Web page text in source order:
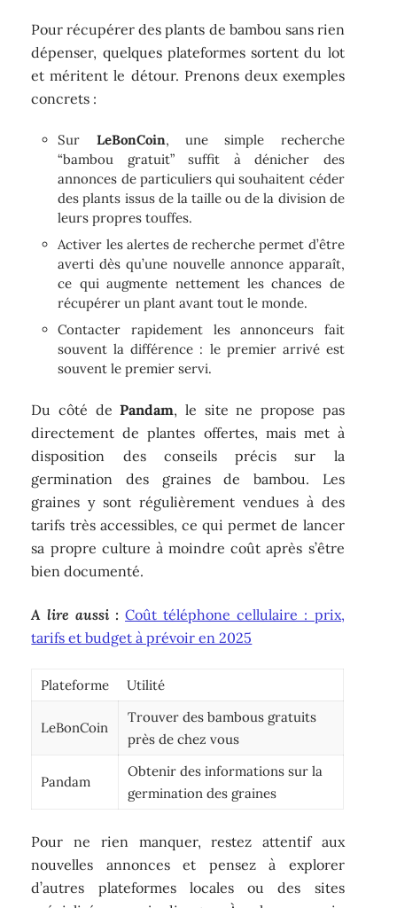
Pour récupérer des plants de bambou sans rien
dépenser, quelques plateformes sortent du lot
et méritent le détour. Prenons deux exemples
concrets :
Sur LeBonCoin, une simple recherche
“bambou gratuit” suffit à dénicher des
annonces de particuliers qui souhaitent céder
des plants issus de la taille ou de la division de
leurs propres touffes.
Activer les alertes de recherche permet d’être
averti dès qu’une nouvelle annonce apparaît,
ce qui augmente nettement les chances de
récupérer un plant avant tout le monde.
Contacter rapidement les annonceurs fait
souvent la différence : le premier arrivé est
souvent le premier servi.
Du côté dePandam, le site ne propose pas
directement de plantes offertes, mais met à
disposition des conseils précis sur la
germination des graines de bambou. Les
graines y sont régulièrement vendues à des
tarifs très accessibles, ce qui permet de lancer
sa propre culture à moindre coût après s’être
bien documenté.
A lire aussi : Coût téléphone cellulaire : prix,
tarifs et budget à prévoir en 2025
Plateforme Utilité
LeBonCoin
Trouver des bambous gratuits
près de chez vous
Pandam
Obtenir des informations sur la
germination des graines
Pour ne rien manquer, restez attentif aux
nouvelles annonces et pensez à explorer
d’autres plateformes locales ou des sites